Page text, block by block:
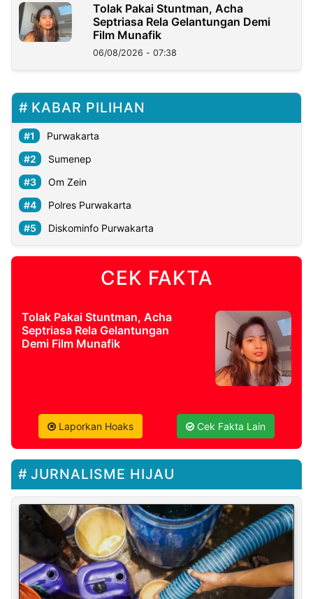
Tolak Pakai Stuntman, Acha
Septriasa Rela Gelantungan Demi
Film Munafik
06/08/2026 - 07:38
KABAR PILIHAN
Purwakarta
Sumenep
Om Zein
Polres Purwakarta
Diskominfo Purwakarta
CEK FAKTA
Tolak Pakai Stuntman, Acha
Septriasa Rela Gelantungan
Demi Film Munafik
Laporkan Hoaks Cek Fakta Lain
JURNALISME HIJAU